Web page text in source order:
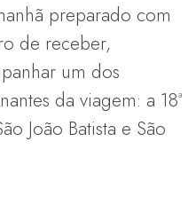
preparado com
de receber,
um dos
da viagem: a 18ª
João Batista e São